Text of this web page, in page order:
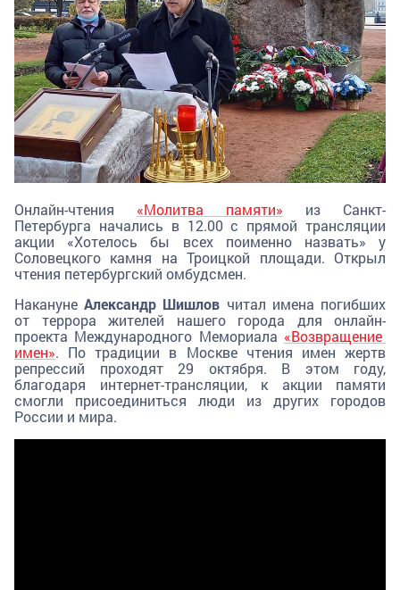
Онлайн-чтения «Молитва памяти» из Санкт-
Петербурга начались в 12.00 с прямой трансляции
акции «Хотелось бы всех поименно назвать» у
Соловецкого камня на Троицкой площади. Открыл
чтения петербургский омбудсмен.
НаканунеАлександр Шишлов читал имена погибших
от террора жителей нашего города для онлайн-
проекта Международного Мемориала «Возвращение
имен». По традиции в Москве чтения имен жертв
репрессий проходят 29 октября. В этом году,
благодаря интернет-трансляции, к акции памяти
смогли присоединиться люди из других городов
России и мира.